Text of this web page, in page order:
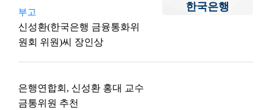
한국은행
부고
신성환(한국은행 금융통화위
원회 위원)씨 장인상
은행연합회, 신성환 홍대 교수
금통위원 추천